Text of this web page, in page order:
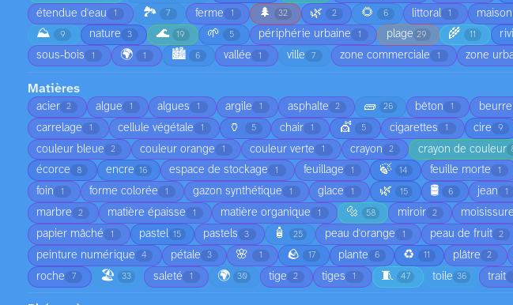
étendue d'eau 1 🏞️ 7 ferme 1 🌲 32 🌿 2 🌻 6 littoral 1 maison
⛰️ 9 nature 3 🌊 19 🌱 5 périphérie urbaine 1 plage 29 🌾 11
sous-bois 1 🌍 1 🏙️ 6 vallée 1 ville 7 zone commerciale 1 zone
Matières
acier 2 algue 1 algues 1 argile 1 asphalte 2 🧱 26 bêton 1 beurre
carrelage 1 cellule végétale 1 🏺 5 chair 1 💇 5 cigarettes 1 cire 9
couleur bleue 2 couleur orange 1 couleur verte 1 crayon 2 crayon de couleur
écorce 8 encre 16 espace de stockage 1 feuillage 1 🍃 14 feuille morte 1
foin 1 forme colorée 1 gazon synthétique 1 glace 1 🌿 15 🛢️ 6 jean 1
marbre 2 matière épaisse 1 matière organique 1 🔩 58 miroir 2
papier mâché 1 pastel 15 pastels 3 🧴 25 peau d'orange 1 peau de fruit 2
peinture numérique 4 pétale 3 🌸 1 🪨 17 plante 6 ♻️ 11 plâtre 2
roche 7 🏖️ 33 saleté 1 🌍 30 tige 2 tiges 1 🧵 47 toile 36 trait